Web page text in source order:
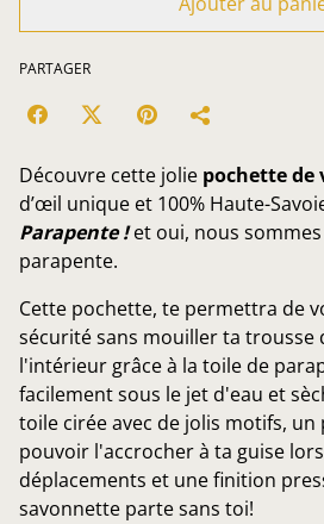
PARTAGER
Découvre cette jolie pochette de
d’œil unique et 100% Haute-
Parapente !et oui, nous
parapente.
Cette pochette, te permettra de
sécurité sans mouiller ta trousse
l'intérieur grâce à la toile de
facilement sous le jet d'eau et
toile cirée avec de jolis motifs,
pouvoir l'accrocher à ta guise
déplacements et une finition
savonnette parte sans toi!